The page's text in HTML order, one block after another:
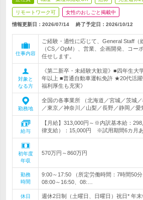
リモートワーク可 女性のおしごと掲載中
情報更新日：2026/07/14 終了予定日： 2026/10/12
仕事内容
ご経験・適性に応じて、General Staff（
（CS／OpM）、営業、企画開発、コー
任せします。
対象と
なる方
《第二新卒・未経験大歓迎》■四年生大
年以上 ■普通自動車運転免許 ★20代活
福利厚生も充実》
勤務地
全国の各事業所 （北海道／宮城／茨城
／東京／神奈川／山梨／長野／静岡／愛
給与
【月給】313,000円～※内訳基本給：
律支給）：15,000円 ※試用期間6カ月
初年度
年収
570万円～860万円
勤務
時間
9:00～17:50 （所定労働時間：7時間50
08:00～16:50、08:…
休日
週休2日制（土曜日、日曜日）祝日* 年